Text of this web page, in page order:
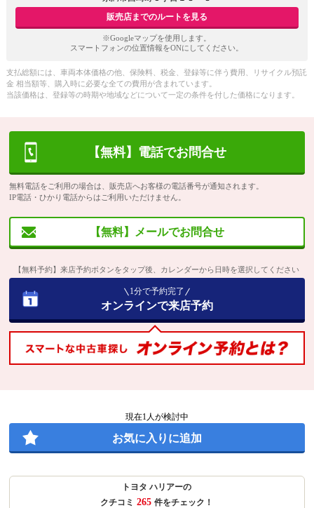
販売店までのルートを見る
※Googleマップを使用します。
スマートフォンの位置情報をONにしてください。
支払総額には、車両本体価格の他、保険料、税金、登録等に伴う費用、リサイクル預託
金 相当額等、購入時に必要な全ての費用が含まれています。
当該価格は、登録等の時期や地域などについて一定の条件を付した価格になります。
【無料】電話でお問合せ
無料電話をご利用の場合は、販売店へお客様の電話番号が通知されます。
IP電話・ひかり電話からはご利用いただけません。
【無料】メールでお問合せ
【無料予約】来店予約ボタンをタップ後、カレンダーから日時を選択してください
1分で予約完了
オンラインで来店予約
現在1 人が検討中
お気に入りに追加
トヨタ ハリアーの
クチコミ 265 件をチェック！